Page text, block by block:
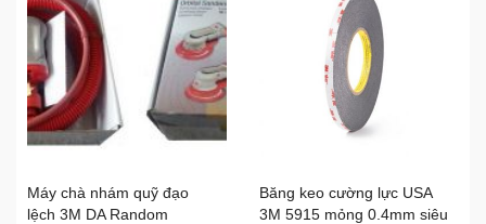
Máy chà nhám quỹ đạo
lệch 3M DA Random
Băng keo cường lực USA
3M 5915 mỏng 0.4mm siêu